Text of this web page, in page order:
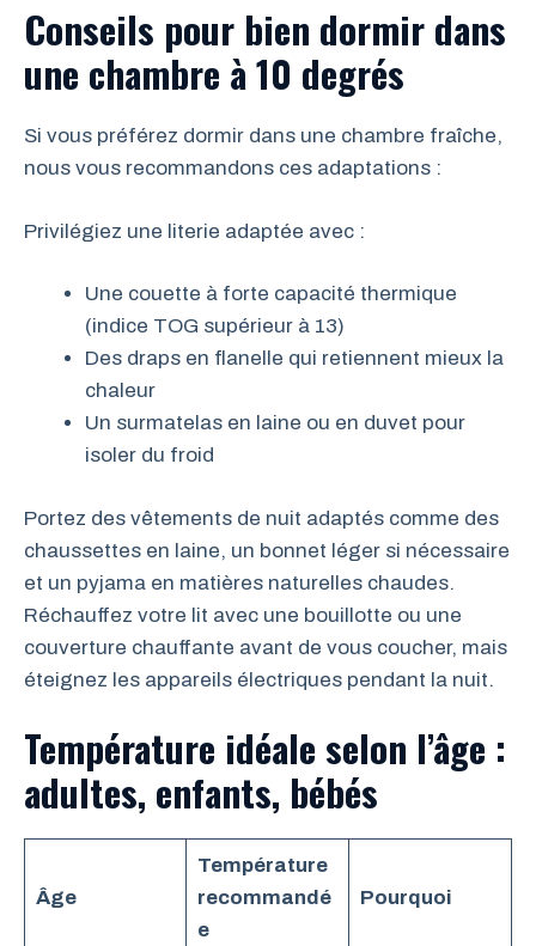
Conseils pour bien dormir dans
une chambre à 10 degrés
Si vous préférez dormir dans une chambre fraîche,
nous vous recommandons ces adaptations :
Privilégiez une literie adaptée avec :
Une couette à forte capacité thermique
(indice TOG supérieur à 13)
Des draps en flanelle qui retiennent mieux la
chaleur
Un surmatelas en laine ou en duvet pour
isoler du froid
Portez des vêtements de nuit adaptés comme des
chaussettes en laine, un bonnet léger si nécessaire
et un pyjama en matières naturelles chaudes.
Réchauffez votre lit avec une bouillotte ou une
couverture chauffante avant de vous coucher, mais
éteignez les appareils électriques pendant la nuit.
Température idéale selon l’âge :
adultes, enfants, bébés
Âge
Température
recommandé
e
Pourquoi